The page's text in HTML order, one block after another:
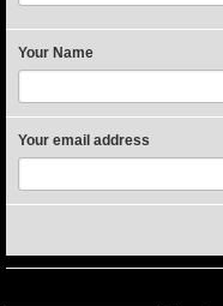
Your Name
Your email address